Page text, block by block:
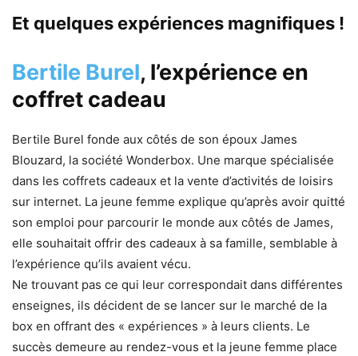
Et quelques expériences magnifiques !
Bertile Burel, l’expérience en
coffret cadeau
Bertile Burel fonde aux côtés de son époux James
Blouzard, la société Wonderbox. Une marque spécialisée
dans les coffrets cadeaux et la vente d’activités de loisirs
sur internet. La jeune femme explique qu’après avoir quitté
son emploi pour parcourir le monde aux côtés de James,
elle souhaitait offrir des cadeaux à sa famille, semblable à
l’expérience qu’ils avaient vécu.
Ne trouvant pas ce qui leur correspondait dans différentes
enseignes, ils décident de se lancer sur le marché de la
box en offrant des « expériences » à leurs clients. Le
succès demeure au rendez-vous et la jeune femme place